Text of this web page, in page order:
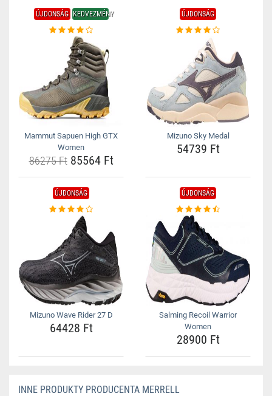
ÚJDONSÁG KEDVEZMÉNY
Mammut Sapuen High GTX
Women
86275 Ft85564 Ft
ÚJDONSÁG
Mizuno Sky Medal
54739 Ft
ÚJDONSÁG
Mizuno Wave Rider 27 D
64428 Ft
ÚJDONSÁG
Salming Recoil Warrior
Women
28900 Ft
INNE PRODUKTY PRODUCENTA MERRELL